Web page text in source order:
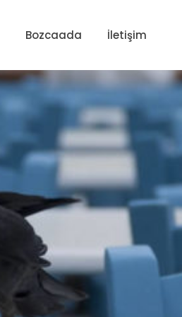
Bozcaada İletişim